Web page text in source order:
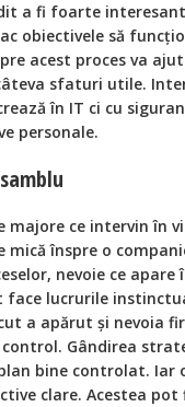
a fi foarte
obiectivele să
acest proces va
sfaturi utile.
în IT ci cu
personale.
majore ce intervin în
mică înspre o
nevoie ce
lucrurile
a apărut și nevoia
Gândirea
bine controlat.
clare. Acestea